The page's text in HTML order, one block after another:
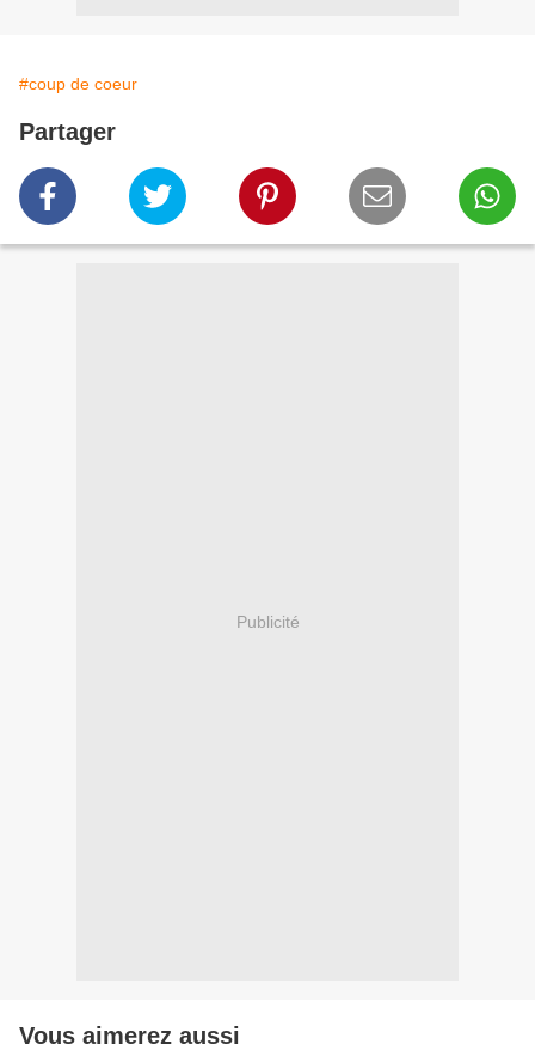
#coup de coeur
Partager
Publicité
Vous aimerez aussi